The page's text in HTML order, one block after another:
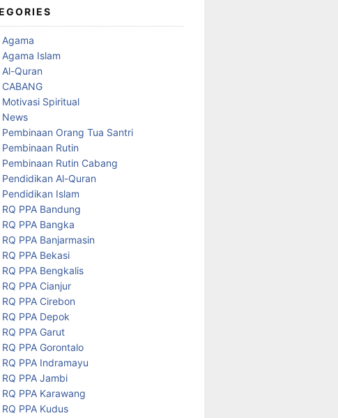
Agama
Agama Islam
Al-Quran
CABANG
Motivasi Spiritual
News
Pembinaan Orang Tua Santri
Pembinaan Rutin
Pembinaan Rutin Cabang
Pendidikan Al-Quran
Pendidikan Islam
RQ PPA Bandung
RQ PPA Bangka
RQ PPA Banjarmasin
RQ PPA Bekasi
RQ PPA Bengkalis
RQ PPA Cianjur
RQ PPA Cirebon
RQ PPA Depok
RQ PPA Garut
RQ PPA Gorontalo
RQ PPA Indramayu
RQ PPA Jambi
RQ PPA Karawang
RQ PPA Kudus